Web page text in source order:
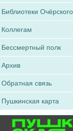
Библиотеки
Коллегам
Бессмертный полк
Архив
Обратная связь
Пушкинская карта